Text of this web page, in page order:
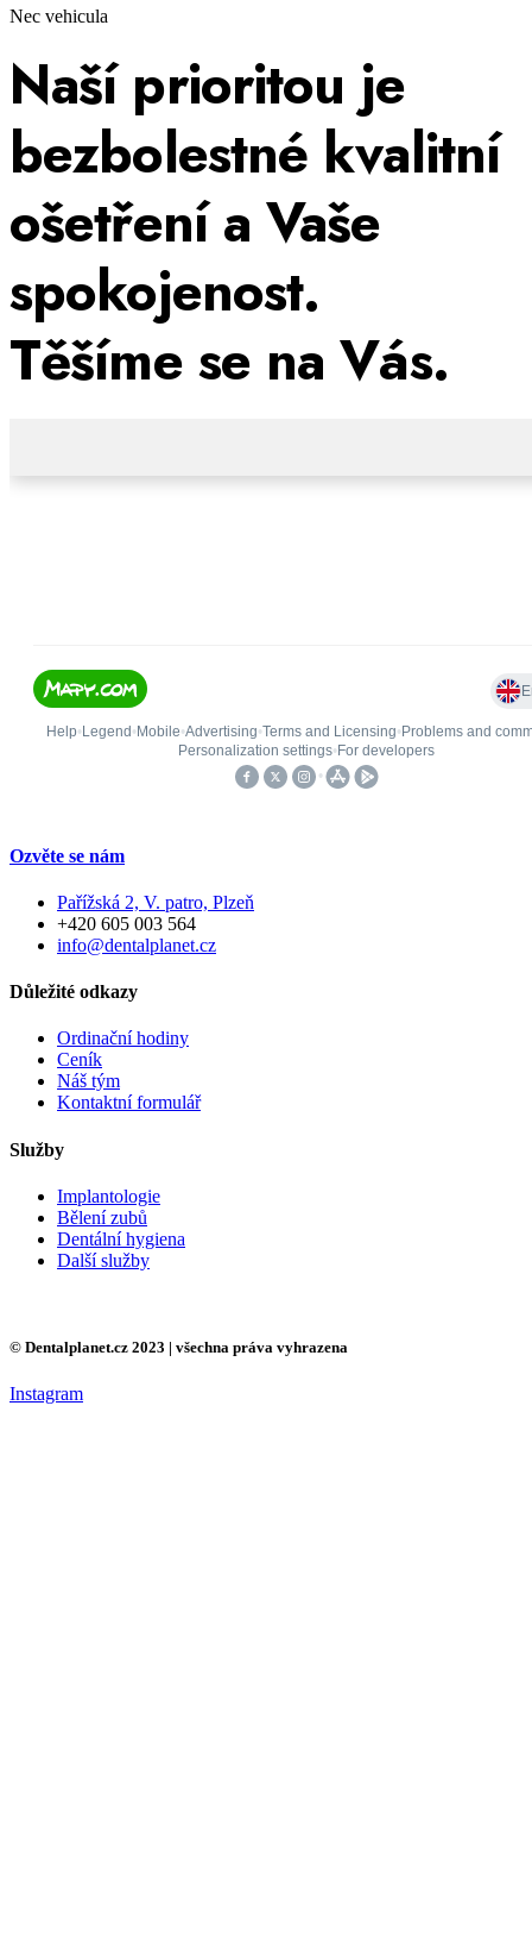
Nec vehicula
Naší prioritou je
bezbolestné kvalitní
ošetření a Vaše
spokojenost.
Těšíme se na Vás.
Ozvěte se nám
Pařížská 2, V. patro, Plzeň
+420 605 003 564
info@dentalplanet.cz
Důležité odkazy
Ordinační hodiny
Ceník
Náš tým
Kontaktní formulář
Služby
Implantologie
Bělení zubů
Dentální hygiena
Další služby
© Dentalplanet.cz 2023 | všechna práva vyhrazena
Instagram